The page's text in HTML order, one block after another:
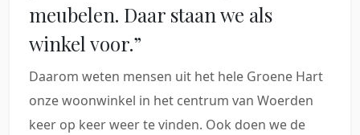
meubelen. Daar staan we als
winkel voor.”
Daarom weten mensen uit het hele Groene Hart
onze woonwinkel in het centrum van Woerden
keer op keer weer te vinden. Ook doen we de